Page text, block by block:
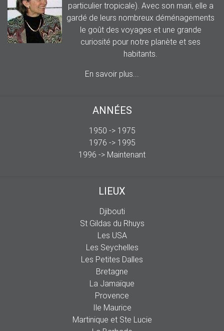
particulier tropicale). Avec son mari, elle a
gardé de leurs nombreux déménagements
le goût des voyages et une grande
curiosité pour notre planète et ses
habitants.
En savoir plus...
ANNÉES
1950 -> 1975
1976 -> 1995
1996 -> Maintenant
LIEUX
Djibouti
St Gildas du Rhuys
Les USA
Les Seychelles
Les Petites Dalles
Bretagne
La Jamaïque
Provence
Ile Maurice
Martinique et Ste Lucie